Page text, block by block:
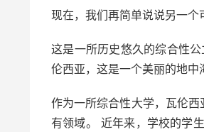
现在，我们再简单说说另一
这是一所历史悠久的综合性
伦西亚，这是一个美丽的地中
作为一所综合性大学，瓦伦
有领域。 近年来，学校的学